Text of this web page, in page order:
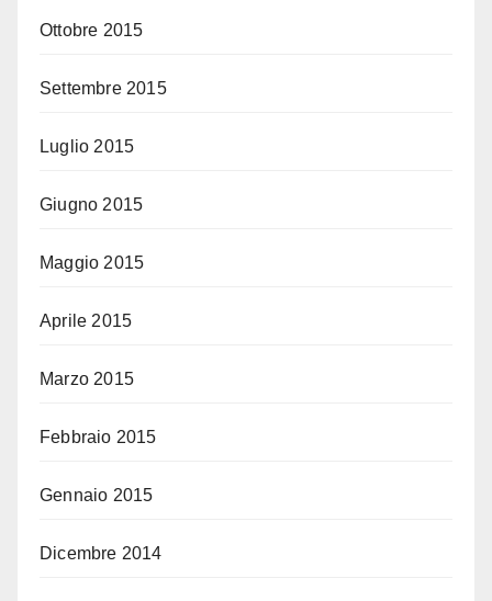
Ottobre 2015
Settembre 2015
Luglio 2015
Giugno 2015
Maggio 2015
Aprile 2015
Marzo 2015
Febbraio 2015
Gennaio 2015
Dicembre 2014